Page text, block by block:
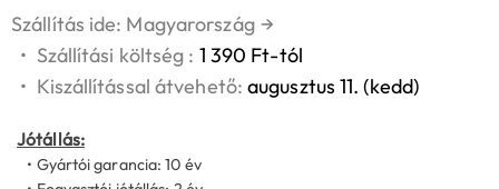
Szállítás ide: Magyarország →
• Szállítási költség : 1 390 Ft-tól
• Kiszállítással átvehető:augusztus 11. (kedd)
Jótállás:
• Gyártói garancia: 10 év